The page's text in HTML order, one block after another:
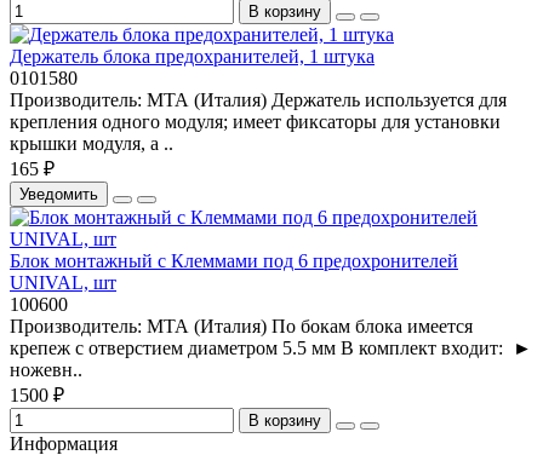
В корзину
Держатель блока предохранителей, 1 штука
0101580
Производитель: МТА (Италия) Держатель используется для
крепления одного модуля; имеет фиксаторы для установки
крышки модуля, а ..
165 ₽
Уведомить
Блок монтажный с Клеммами под 6 предохронителей
UNIVAL, шт
100600
Производитель: МТА (Италия) По бокам блока имеется
крепеж с отверстием диаметром 5.5 мм В комплект входит: ►
ножевн..
1500 ₽
В корзину
Информация